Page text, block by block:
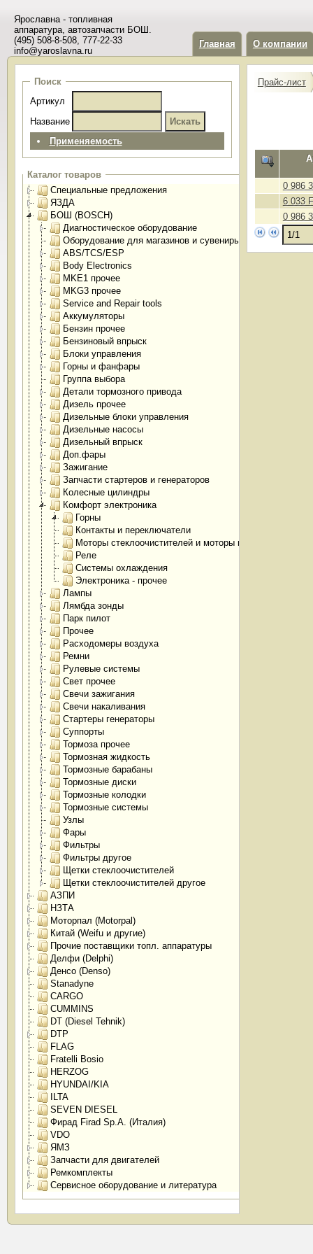
Ярославна - топливная
аппаратура, автозапчасти БОШ.
(495) 508-8-508, 777-22-33
info@yaroslavna.ru
Главная О компании
Поиск
Артикул
Название
Применяемость
Каталог товаров
Специальные предложения
ЯЗДА
БОШ (BOSCH)
Диагностическое оборудование
Оборудование для магазинов и сувениры
ABS/TCS/ESP
Body Electronics
MKE1 прочее
MKG3 прочее
Service and Repair tools
Аккумуляторы
Бензин прочее
Бензиновый впрыск
Блоки управления
Горны и фанфары
Группа выбора
Детали тормозного привода
Дизель прочее
Дизельные блоки управления
Дизельные насосы
Дизельный впрыск
Доп.фары
Зажигание
Запчасти стартеров и генераторов
Колесные цилиндры
Комфорт электроника
Горны
Контакты и переключатели
Моторы стеклоочистителей и моторы п.тока
Реле
Системы охлаждения
Электроника - прочее
Лампы
Лямбда зонды
Парк пилот
Прочее
Расходомеры воздуха
Ремни
Рулевые системы
Свет прочее
Свечи зажигания
Свечи накаливания
Стартеры генераторы
Суппорты
Тормоза прочее
Тормозная жидкость
Тормозные барабаны
Тормозные диски
Тормозные колодки
Тормозные системы
Узлы
Фары
Фильтры
Фильтры другое
Щетки стеклоочистителей
Щетки стеклоочистителей другое
АЗПИ
НЗТА
Моторпал (Motorpal)
Китай (Weifu и другие)
Прочие поставщики топл. аппаратуры
Делфи (Delphi)
Денсо (Denso)
Stanadyne
CARGO
CUMMINS
DT (Diesel Tehnik)
DTP
FLAG
Fratelli Bosio
HERZOG
HYUNDAI/KIA
ILTA
SEVEN DIESEL
Фирад Firad Sp.A. (Италия)
VDO
ЯМЗ
Запчасти для двигателей
Ремкомплекты
Сервисное оборудование и литература
Прайс-лист
0 986
6 033
0 986